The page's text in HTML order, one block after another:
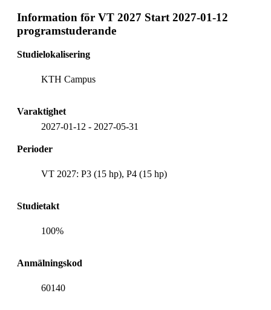
Information för VT 2027 Start 2027-01-12
programstuderande
Studielokalisering
KTH Campus
Varaktighet
2027-01-12 - 2027-05-31
Perioder
VT 2027: P3 (15 hp), P4 (15 hp)
Studietakt
100%
Anmälningskod
60140